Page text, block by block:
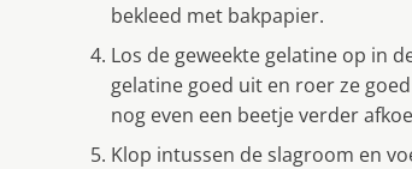
bekleed met bakpapier.
Los de geweekte gelatine op in
gelatine goed uit en roer ze
nog even een beetje verder
Klop intussen de slagroom en